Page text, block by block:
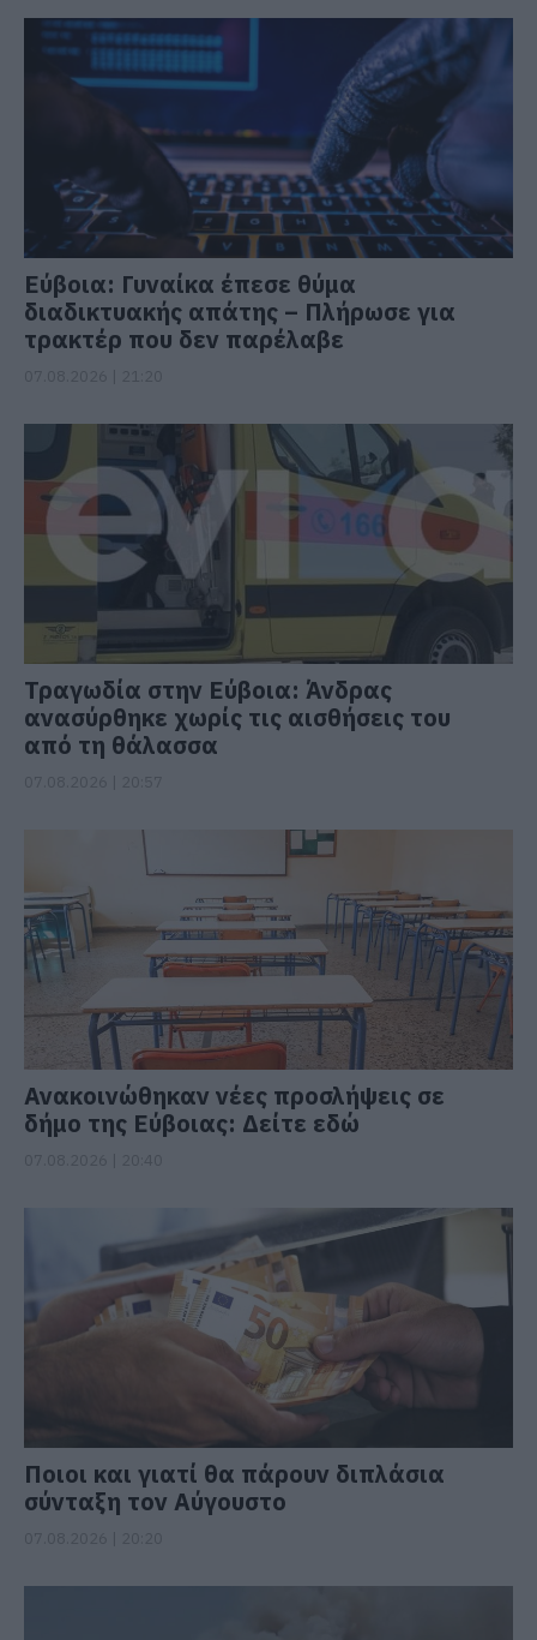
Εύβοια: Γυναίκα έπεσε θύμα
διαδικτυακής απάτης – Πλήρωσε για
τρακτέρ που δεν παρέλαβε
Τραγωδία στην Εύβοια: Άνδρας
ανασύρθηκε χωρίς τις αισθήσεις του
από τη θάλασσα
Ανακοινώθηκαν νέες προσλήψεις σε
δήμο της Εύβοιας: Δείτε εδώ
Ποιοι και γιατί θα πάρουν διπλάσια
σύνταξη τον Αύγουστο